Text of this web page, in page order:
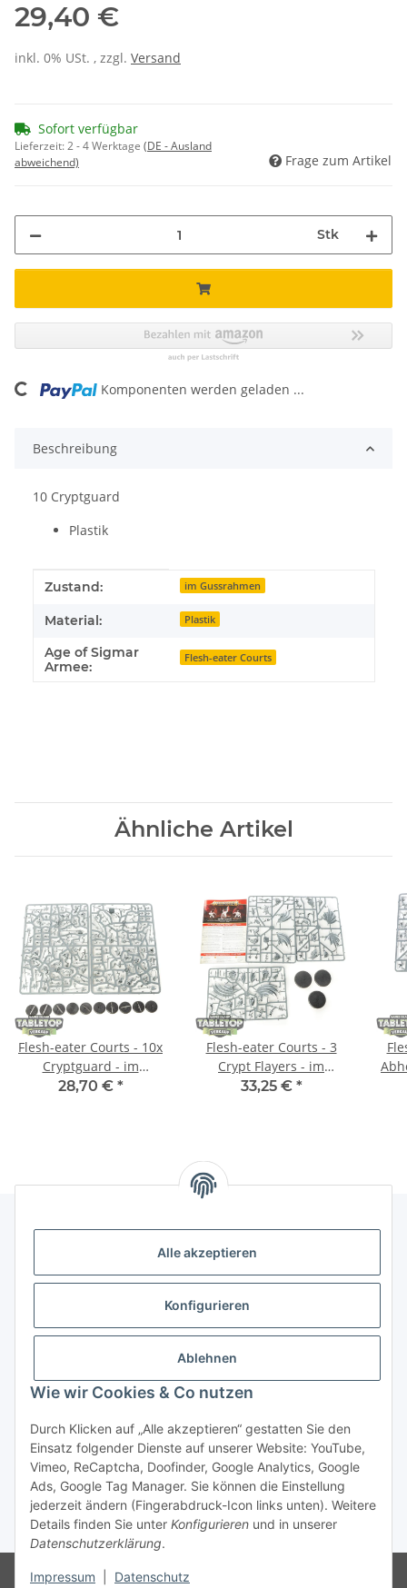
Alle akzeptieren
Konfigurieren
Ablehnen
Wie wir Cookies & Co nutzen
Durch Klicken auf „Alle akzeptieren“ gestatten Sie den
Einsatz folgender Dienste auf unserer Website: YouTube,
Vimeo, ReCaptcha, Doofinder, Google Analytics, Google
Ads, Google Tag Manager. Sie können die Einstellung
jederzeit ändern (Fingerabdruck-Icon links unten). Weitere
Details finden Sie unter Konfigurieren und in unserer
Datenschutzerklärung.
Impressum Datenschutz
29,40 €
inkl. 0% USt. , zzgl. Versand
Sofort verfügbar
Lieferzeit:2 - 4 Werktage (DE - Ausland
abweichend)
Frage zum Artikel
Stk
Komponenten werden geladen ...
Beschreibung
10 Cryptguard
Plastik
Produkteigenschaft
Wert
Zustand: im Gussrahmen
Material: Plastik
Age of Sigmar
Armee:
Flesh-eater Courts
Ähnliche Artikel
Flesh-eater Courts - 10x
Cryptguard - im
Gussrahmen
28,70 € *
Flesh-eater Courts - 3
Crypt Flayers - im
Gussrahmen
33,25 € *
Gesetzliche Informationen
Bestellung wiederrufen
* Alle Preise inkl. gesetzlicher USt., zzgl.Versand
Besucherzähler: 75500470